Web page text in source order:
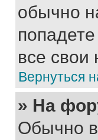
обычно
все свои
Вернуться
» На
Обычно